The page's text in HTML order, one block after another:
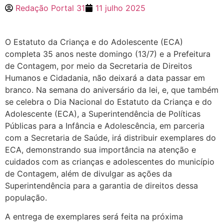
Redação Portal 31 11 julho 2025
O Estatuto da Criança e do Adolescente (ECA)
completa 35 anos neste domingo (13/7) e a Prefeitura
de Contagem, por meio da Secretaria de Direitos
Humanos e Cidadania, não deixará a data passar em
branco. Na semana do aniversário da lei, e, que também
se celebra o Dia Nacional do Estatuto da Criança e do
Adolescente (ECA), a Superintendência de Políticas
Públicas para a Infância e Adolescência, em parceria
com a Secretaria de Saúde, irá distribuir exemplares do
ECA, demonstrando sua importância na atenção e
cuidados com as crianças e adolescentes do município
de Contagem, além de divulgar as ações da
Superintendência para a garantia de direitos dessa
população.
A entrega de exemplares será feita na próxima